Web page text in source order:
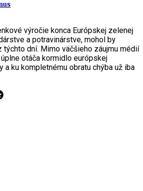
výročie konca Európskej zelenej
a potravinárstve, mohol by
týchto dní. Mimo väčšieho záujmu médií
otáča kormidlo európskej
ku kompletnému obratu chýba už iba